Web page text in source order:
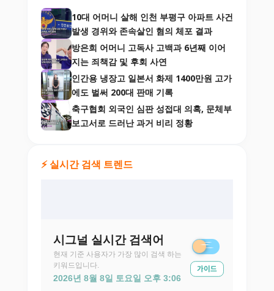
10대 어머니 살해 인천 부평구 아파트 사건
발생 경위와 존속살인 혐의 체포 결과
방은희 어머니 고독사 고백과 6년째 이어
지는 죄책감 및 후회 사연
인간용 냉장고 일본서 화제 1400만원 고가
에도 벌써 200대 판매 기록
축구협회 외국인 심판 성접대 의혹, 문체부
보고서로 드러난 과거 비리 정황
⚡ 실시간 검색 트렌드